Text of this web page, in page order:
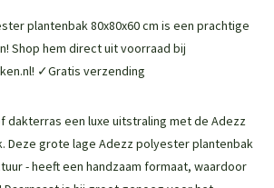
plantenbak 80x80x60 cm is een prachtige
Shop hem direct uit voorraad bij
✓Gratis verzending
dakterras een luxe uitstraling met de Adezz
Deze grote lage Adezz polyester plantenbak
- heeft een handzaam formaat, waardoor